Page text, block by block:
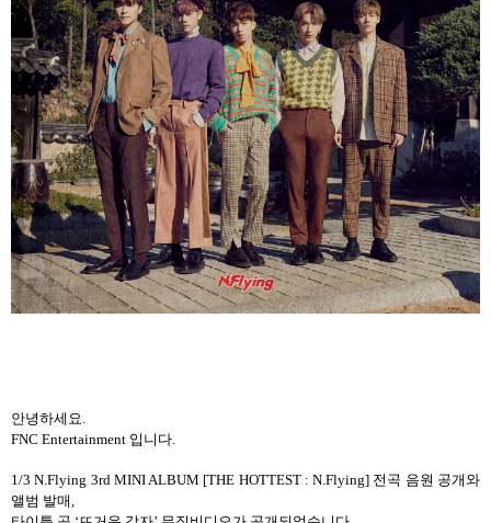
안녕하세요.
FNC Entertainment 입니다.
1/3 N.Flying 3rd MINI ALBUM [THE HOTTEST : N.Flying] 전곡 음원 공개와
앨범 발매,